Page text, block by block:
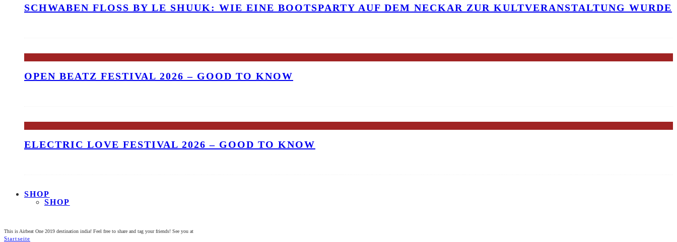
SCHWABEN FLOSS BY LE SHUUK: WIE EINE BOOTSPARTY AUF DEM NECKAR ZUR KULTVERANSTALTUNG WURDE
OPEN BEATZ FESTIVAL 2026 – GOOD TO KNOW
ELECTRIC LOVE FESTIVAL 2026 – GOOD TO KNOW
SHOP
SHOP
This is Airbeat One 2019 destination india! Feel free to share and tag your friends! See you at
Startseite